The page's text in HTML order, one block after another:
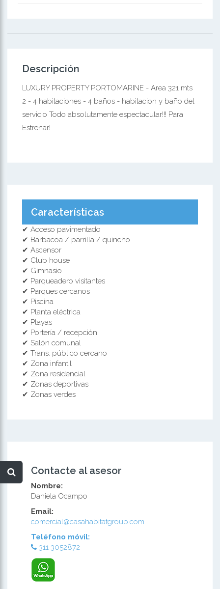
Descripción
LUXURY PROPERTY PORTOMARINE - Area 321 mts
2 - 4 habitaciones - 4 baños - habitacion y baño del
servicio Todo absolutamente espectacular!!! Para
Estrenar!
Características
✔ Acceso pavimentado
✔ Barbacoa / parrilla / quincho
✔ Ascensor
✔ Club house
✔ Gimnasio
✔ Parqueadero visitantes
✔ Parques cercanos
✔ Piscina
✔ Planta eléctrica
✔ Playas
✔ Portería / recepción
✔ Salón comunal
✔ Trans. público cercano
✔ Zona infantil
✔ Zona residencial
✔ Zonas deportivas
✔ Zonas verdes
Contacte al asesor
Nombre:
Daniela Ocampo
Email:
comercial@casahabitatgroup.com
Teléfono móvil:
311 3052872